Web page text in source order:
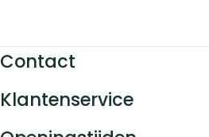
Contact
Klantenservice